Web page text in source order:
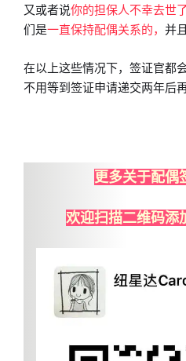
又或者说你的担保人不幸去世了
们是一直保持配偶关系的， 并
在以上这些情况下，签证官都
不用等到签证申请递交两年后再
更多关于配偶
欢迎扫描二维码添